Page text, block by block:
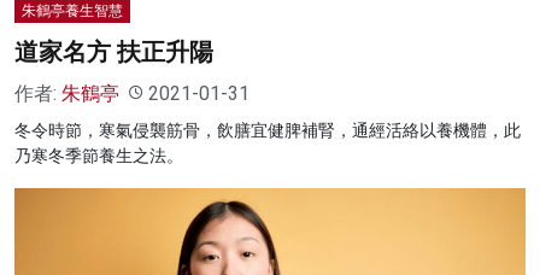
朱鶴亭養生智慧
道家名方 扶正升陽
作者: 朱鶴亭 2021-01-31
冬令時節，寒氣侵襲筋骨，飲膳宜健脾補腎，通經活絡以養機體，此
乃寒冬季節養生之法。